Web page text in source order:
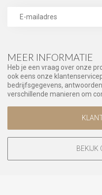
MEER INFORMATIE
Heb je een vraag over onze
ook eens onze
bedrijfsgegevens,
verschillende manieren om
BEKIJK